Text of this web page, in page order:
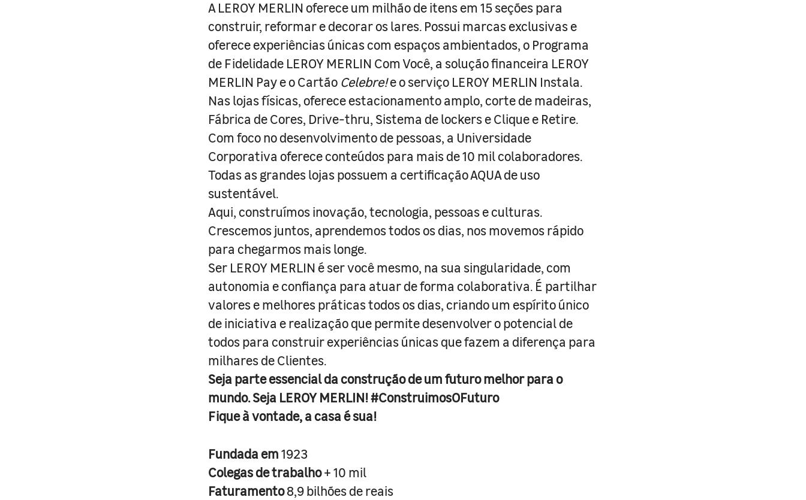
A LEROY MERLIN oferece um milhão de itens em 15 seções para
construir, reformar e decorar os lares. Possui marcas exclusivas e
oferece experiências únicas com espaços ambientados, o Programa
de Fidelidade LEROY MERLIN Com Você, a solução financeira LEROY
MERLIN Pay e o Cartão Celebre!e o serviço LEROY MERLIN Instala.
Nas lojas físicas, oferece estacionamento amplo, corte de madeiras,
Fábrica de Cores, Drive-thru, Sistema de lockers e Clique e Retire.
Com foco no desenvolvimento de pessoas, a Universidade
Corporativa oferece conteúdos para mais de 10 mil colaboradores.
Todas as grandes lojas possuem a certificação AQUA de uso
sustentável.
Aqui, construímos inovação, tecnologia, pessoas e culturas.
Crescemos juntos, aprendemos todos os dias, nos movemos rápido
para chegarmos mais longe.
Ser LEROY MERLIN é ser você mesmo, na sua singularidade, com
autonomia e confiança para atuar de forma colaborativa. É partilhar
valores e melhores práticas todos os dias, criando um espírito único
de iniciativa e realização que permite desenvolver o potencial de
todos para construir experiências únicas que fazem a diferença para
milhares de Clientes.
Seja parte essencial da construção de um futuro melhor para o
mundo. Seja LEROY MERLIN! #ConstruimosOFuturo
Fique à vontade, a casa é sua!
Fundada em1923
Colegas de trabalho+ 10 mil
Faturamento8,9 bilhões de reais